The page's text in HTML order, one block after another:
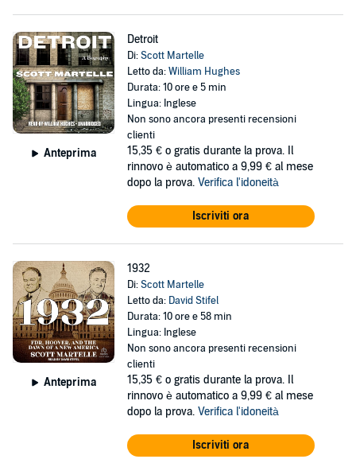
Anteprima
Detroit
Di:Scott Martelle
Letto da:William Hughes
Durata: 10 ore e 5 min
Lingua: Inglese
Non sono ancora presenti recensioni
clienti
15,35 € o gratis durante la prova. Il
rinnovo è automatico a 9,99 € al mese
dopo la prova. Verifica l'idoneità
Iscriviti ora
Anteprima
1932
Di:Scott Martelle
Letto da: David Stifel
Durata: 10 ore e 58 min
Lingua: Inglese
Non sono ancora presenti recensioni
clienti
15,35 € o gratis durante la prova. Il
rinnovo è automatico a 9,99 € al mese
dopo la prova. Verifica l'idoneità
Iscriviti ora